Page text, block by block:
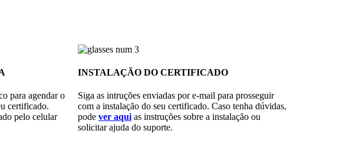
para agendar o
certificado.
pelo celular
INSTALAÇÃO DO CERTIFICADO
Siga as intruções enviadas por e-mail para prosseguir
com a instalação do seu certificado. Caso tenha dúvidas,
pode ver aqui as instruções sobre a instalação ou
solicitar ajuda do suporte.